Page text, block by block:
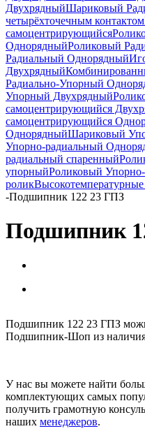
ДвухрядныйШариковый
четырёхточечным контактом
самоцентрирующийся
ОднорядныйРоликовый
Радиальный Однорядный
Двухрядный
Радиально-Упорный
Упорный Двухрядный
самоцентрирующийся
самоцентрирующийся
ОднорядныйШариковый
Упорно-радиальный
радиальный спаренный
упорныйРоликовый
ролик
-Подшипник 122 23 ГПЗ
Подшипник
Подшипник 122 23 ГПЗ
Подшипник-Шоп из наличия
У нас вы можете найти
комплектующих самых
получить грамотную
наших менеджеров.